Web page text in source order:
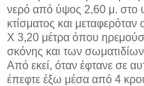
νερό από ύψος 2,60 μ. στο
κτίσματος και
Χ 3,20 μέτρα όπου
σκόνης και των
Από εκεί, όταν έφτανε σε
έπεφτε έξω μέσα από 4